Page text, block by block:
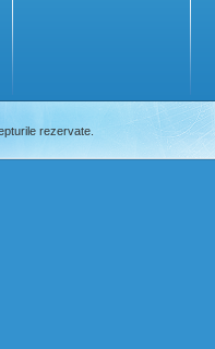
rezervate.